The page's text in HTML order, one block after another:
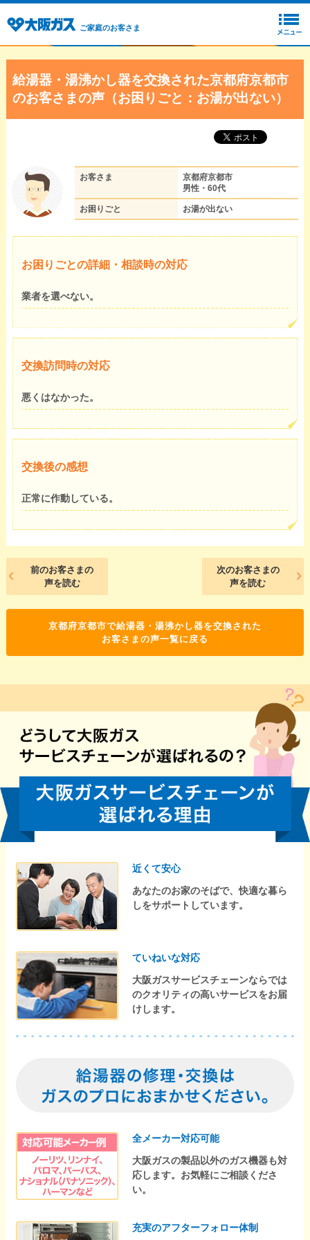
ご家庭のお客さま
給湯器・湯沸かし器を交換された京都府京都市
のお客さまの声（お困りごと：お湯が出ない）
お客さま
京都府京都市
男性・60代
お困りごと お湯が出ない
お困りごとの詳細・相談時の対応
業者を選べない。
交換訪問時の対応
悪くはなかった。
交換後の感想
正常に作動している。
前のお客さまの
声を読む
次のお客さまの
声を読む
京都府京都市で給湯器・湯沸かし器を交換された
お客さまの声一覧に戻る
近くて安心
あなたのお家のそばで、快適な暮ら
しをサポートしています。
ていねいな対応
大阪ガスサービスチェーンならでは
のクオリティの高いサービスをお届
けします。
全メーカー対応可能
大阪ガスの製品以外のガス機器も対
応します。お気軽にご相談くださ
い。
充実のアフターフォロー体制